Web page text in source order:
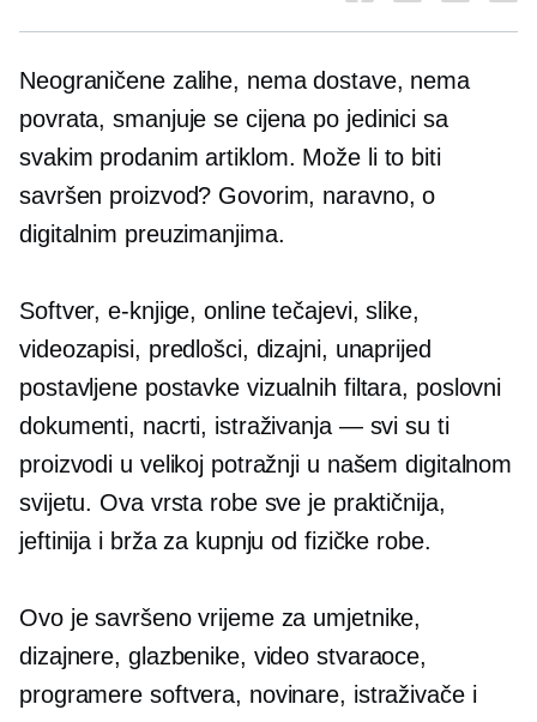
Neograničene zalihe, nema dostave, nema
povrata, smanjuje se cijena po jedinici sa
svakim prodanim artiklom. Može li to biti
savršen proizvod? Govorim, naravno, o
digitalnim preuzimanjima.
Softver, e-knjige, online tečajevi, slike,
videozapisi, predlošci, dizajni, unaprijed
postavljene postavke vizualnih filtara, poslovni
dokumenti, nacrti, istraživanja — svi su ti
proizvodi u velikoj potražnji u našem digitalnom
svijetu. Ova vrsta robe sve je praktičnija,
jeftinija i brža za kupnju od fizičke robe.
Ovo je savršeno vrijeme za umjetnike,
dizajnere, glazbenike, video stvaraoce,
programere softvera, novinare, istraživače i